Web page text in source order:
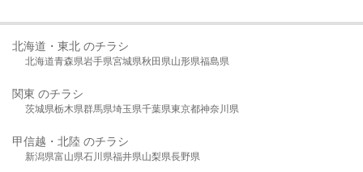
北海道・東北 のチラシ
北海道青森県岩手県宮城県秋田県山形県福島県
関東 のチラシ
茨城県栃木県群馬県埼玉県千葉県東京都神奈川県
甲信越・北陸 のチラシ
新潟県富山県石川県福井県山梨県長野県